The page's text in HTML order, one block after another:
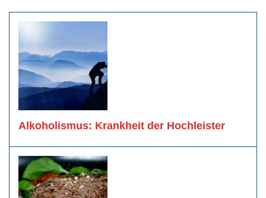
Alkoholismus: Krankheit der Hochleister